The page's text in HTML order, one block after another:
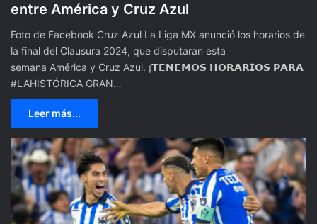
entre América y Cruz Azul
Foto de Facebook Cruz Azul La Liga MX anunció los horarios de
la final del Clausura 2024, que disputarán esta
semana América y Cruz Azul. ¡𝗧𝗘𝗡𝗘𝗠𝗢𝗦 𝗛𝗢𝗥𝗔𝗥𝗜𝗢𝗦 𝗣𝗔𝗥𝗔
#LAHISTÓRICA GRAN…
Leer más...